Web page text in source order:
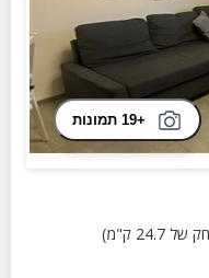
+19 תמונות
24.7 ק"מ)